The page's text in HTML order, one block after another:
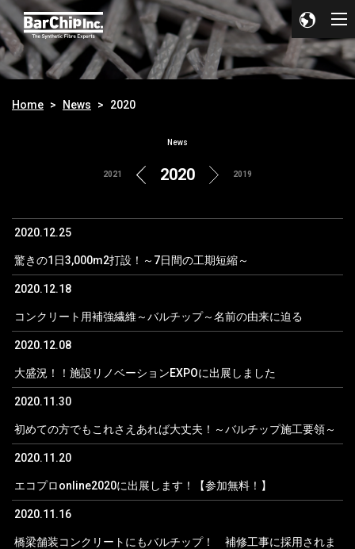
Home News 2020
News
2021 2020 2019
2020.12.25
驚きの1日3,000m2打設！～7日間の工期短縮～
2020.12.18
コンクリート用補強繊維～バルチップ～名前の由来に迫る
2020.12.08
大盛況！！施設リノベーションEXPOに出展しました
2020.11.30
初めての方でもこれさえあれば大丈夫！～バルチップ施工要領～
2020.11.20
エコプロonline2020に出展します！【参加無料！】
2020.11.16
橋梁舗装コンクリートにもバルチップ！ 補修工事に採用されま